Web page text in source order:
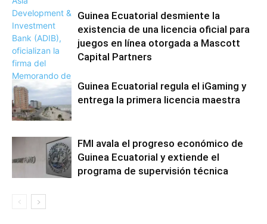
Guinea Ecuatorial desmiente la
existencia de una licencia oficial para
juegos en línea otorgada a Mascott
Capital Partners
Guinea Ecuatorial regula el iGaming y
entrega la primera licencia maestra
FMI avala el progreso económico de
Guinea Ecuatorial y extiende el
programa de supervisión técnica